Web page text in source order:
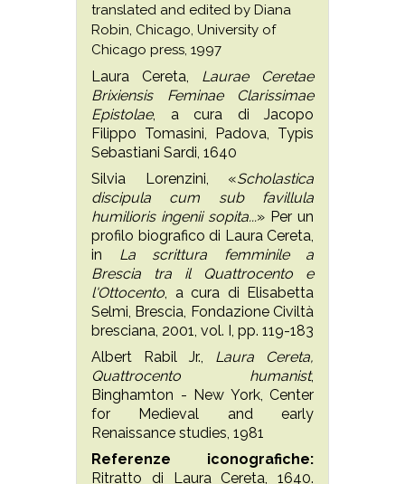
translated and edited by Diana
Robin, Chicago, University of
Chicago press, 1997
Laura Cereta, Laurae Ceretae
Brixiensis Feminae Clarissimae
Epistolae, a cura di Jacopo
Filippo Tomasini, Padova, Typis
Sebastiani Sardi, 1640
Silvia Lorenzini, «Scholastica
discipula cum sub favillula
humilioris ingenii sopita...» Per un
profilo biografico di Laura Cereta,
in La scrittura femminile a
Brescia tra il Quattrocento e
l'Ottocento , a cura di Elisabetta
Selmi, Brescia, Fondazione Civiltà
bresciana, 2001, vol. I, pp. 119-183
Albert Rabil Jr., Laura Cereta,
Quattrocento humanist,
Binghamton - New York, Center
for Medieval and early
Renaissance studies, 1981
Referenze iconografiche:
Ritratto di Laura Cereta, 1640.